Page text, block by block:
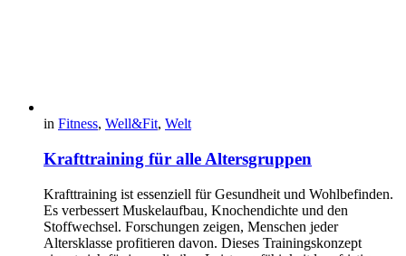
in Fitness, Well&Fit, Welt
Krafttraining für alle Altersgruppen
Krafttraining ist essenziell für Gesundheit und Wohlbefinden.
Es verbessert Muskelaufbau, Knochendichte und den
Stoffwechsel. Forschungen zeigen, Menschen jeder
Altersklasse profitieren davon. Dieses Trainingskonzept